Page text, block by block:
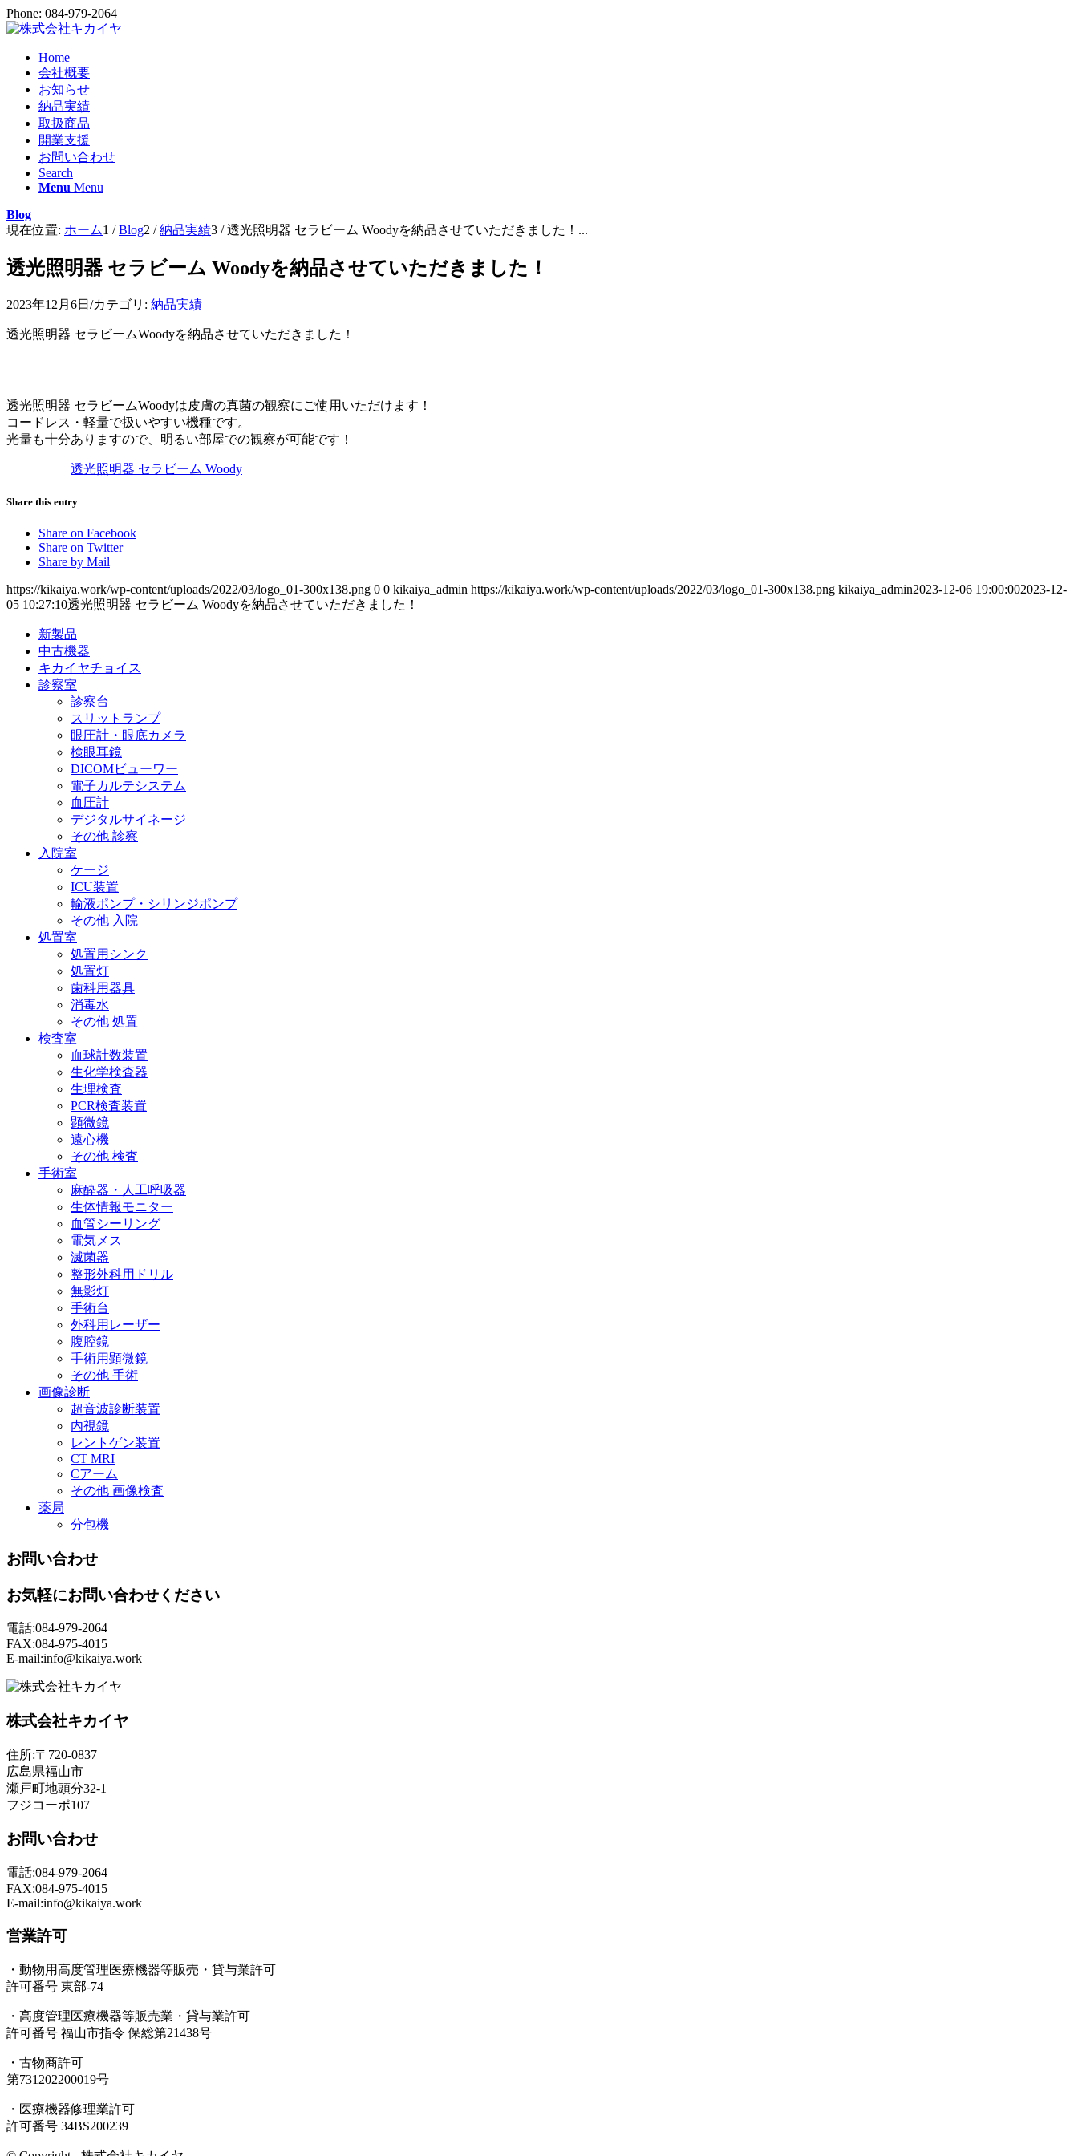
Phone: 084-979-2064
Home
会社概要
お知らせ
納品実績
取扱商品
開業支援
お問い合わせ
Search
Menu Menu
Blog
現在位置: ホーム1 / Blog2 / 納品実績3 / 透光照明器 セラビーム Woodyを納品させていただきました！...
透光照明器 セラビーム Woodyを納品させていただきました！
2023年12月6日 /カテゴリ: 納品実績
透光照明器 セラビームWoodyを納品させていただきました！
透光照明器 セラビームWoodyは皮膚の真菌の観察にご使用いただけます！
コードレス・軽量で扱いやすい機種です。
光量も十分ありますので、明るい部屋での観察が可能です！
透光照明器 セラビーム Woody
Share this entry
Share on Facebook
Share on Twitter
Share by Mail
https://kikaiya.work/wp-content/uploads/2022/03/logo_01-300x138.png 0 0 kikaiya_admin https://kikaiya.work/wp-content/uploads/2022/03/logo_01-300x138.png kikaiya_admin2023-12-06 19:00:002023-12-
05 10:27:10透光照明器 セラビーム Woodyを納品させていただきました！
新製品
中古機器
キカイヤチョイス
診察室
診察台
スリットランプ
眼圧計・眼底カメラ
検眼耳鏡
DICOMビューワー
電子カルテシステム
血圧計
デジタルサイネージ
その他 診察
入院室
ケージ
ICU装置
輸液ポンプ・シリンジポンプ
その他 入院
処置室
処置用シンク
処置灯
歯科用器具
消毒水
その他 処置
検査室
血球計数装置
生化学検査器
生理検査
PCR検査装置
顕微鏡
遠心機
その他 検査
手術室
麻酔器・人工呼吸器
生体情報モニター
血管シーリング
電気メス
滅菌器
整形外科用ドリル
無影灯
手術台
外科用レーザー
腹腔鏡
手術用顕微鏡
その他 手術
画像診断
超音波診断装置
内視鏡
レントゲン装置
CT MRI
Cアーム
その他 画像検査
薬局
分包機
お問い合わせ
お気軽にお問い合わせください
電話:084-979-2064
FAX:084-975-4015
E-mail:info@kikaiya.work
株式会社キカイヤ
住所:〒720-0837
広島県福山市
瀬戸町地頭分32-1
フジコーポ107
お問い合わせ
電話:084-979-2064
FAX:084-975-4015
E-mail:info@kikaiya.work
営業許可
・動物用高度管理医療機器等販売・貸与業許可
許可番号 東部-74
・高度管理医療機器等販売業・貸与業許可
許可番号 福山市指令 保総第21438号
・古物商許可
第731202200019号
・医療機器修理業許可
許可番号 34BS200239